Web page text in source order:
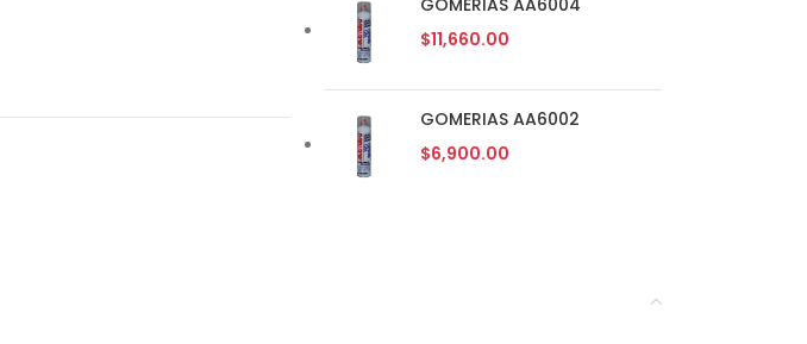
GOMERIAS AA6004
$11,660.00
GOMERIAS AA6002
$6,900.00